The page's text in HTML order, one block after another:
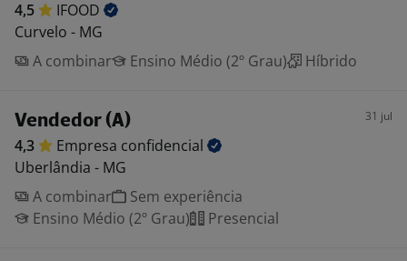
4,5
IFOOD
Curvelo - MG
A combinar
Ensino Médio (2º Grau) Híbrido
Vendedor (A) 31 jul
4,3 Empresa confidencial
Uberlândia - MG
A combinar
Sem experiência
Ensino Médio (2º Grau)
Presencial